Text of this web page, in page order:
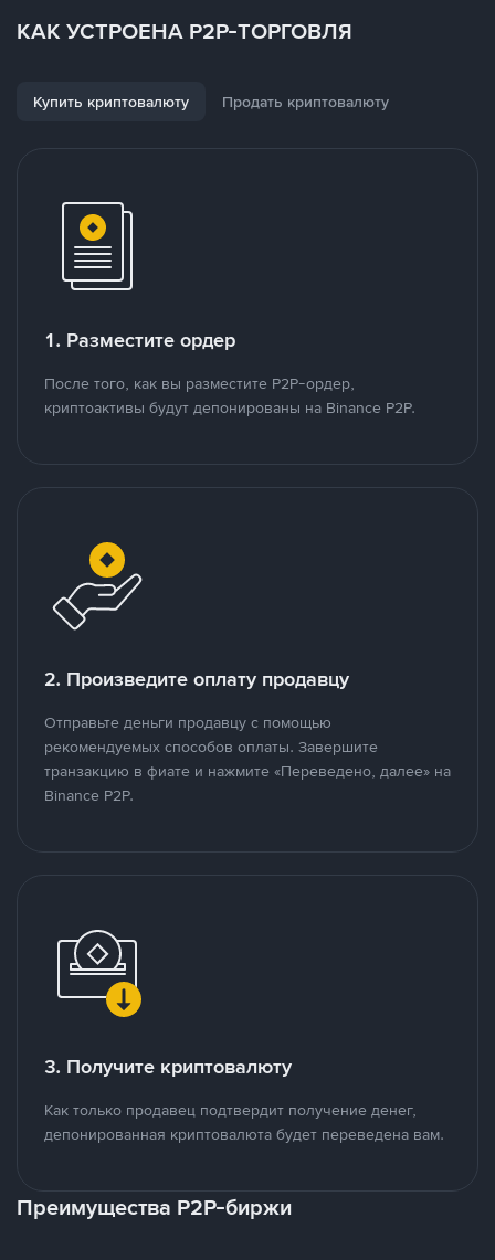
КАК УСТРОЕНА P2P-ТОРГОВЛЯ
Купить криптовалюту Продать криптовалюту
1. Разместите ордер
После того, как вы разместите P2P-ордер,
криптоактивы будут депонированы на Binance P2P.
2. Произведите оплату продавцу
Отправьте деньги продавцу с помощью
рекомендуемых способов оплаты. Завершите
транзакцию в фиате и нажмите «Переведено, далее» на
Binance P2P.
3. Получите криптовалюту
Как только продавец подтвердит получение денег,
депонированная криптовалюта будет переведена вам.
Преимущества P2P-биржи